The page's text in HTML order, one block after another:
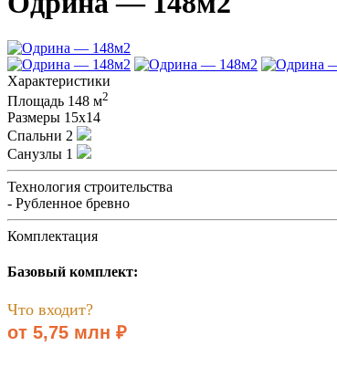
Характеристики
Площадь 148 м2
Размеры 15х14
Спальни 2
Санузлы 1
Технология строительства
- Рубленное бревно
Комплектация
Базовый комплект:
Что входит?
от 5,75 млн ₽